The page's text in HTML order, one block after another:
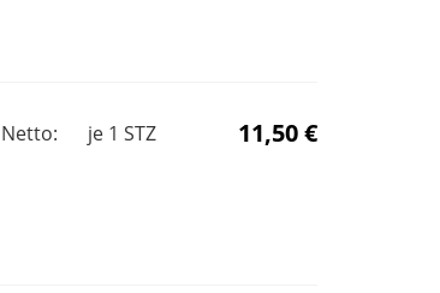
Netto: je 1 STZ 11,50 €